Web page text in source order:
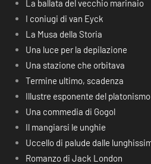
La ballata del vecchio marinaio
I coniugi di van Eyck
La Musa della Storia
Una luce per la depilazione
Una stazione che orbitava
Termine ultimo, scadenza
Illustre esponente del
Una commedia di Gogol
Il mangiarsi le unghie
Uccello di palude dalle
Romanzo di Jack London